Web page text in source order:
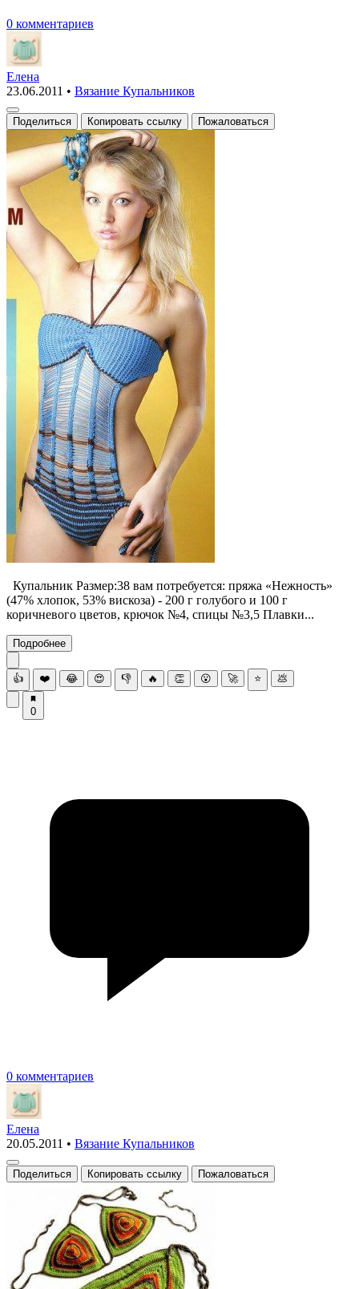
0 комментариев
Елена
23.06.2011 • Вязание Купальников
Поделиться Копировать ссылку Пожаловаться
Купальник Размер:38 вам потребуется: пряжа «Нежность»
(47% хлопок, 53% вискоза) - 200 г голубого и 100 г
коричневого цветов, крючок №4, спицы №3,5 Плавки...
Подробнее
👍 ❤️ 😂 😍 👎 🔥 👏 😮 🚀 ⭐ 💩
0
0 комментариев
Елена
20.05.2011 • Вязание Купальников
Поделиться Копировать ссылку Пожаловаться